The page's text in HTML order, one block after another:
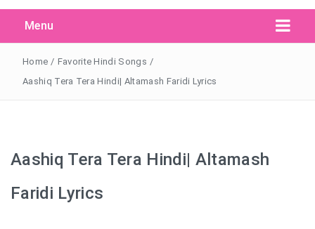
Menu
Search
for:
Search Button
Home / Favorite Hindi Songs /
Aashiq Tera Tera Hindi| Altamash Faridi Lyrics
Aashiq Tera Tera Hindi| Altamash
Faridi Lyrics